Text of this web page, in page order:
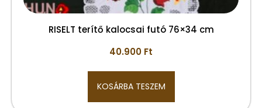
RISELT terítő kalocsai futó 76×34 cm
40.900 Ft
KOSÁRBA TESZEM